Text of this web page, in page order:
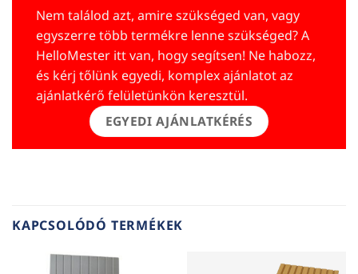
Nem találod azt, amire szükséged van, vagy
egyszerre több termékre lenne szükséged? A
HelloMester itt van, hogy segítsen! Ne habozz,
és kérj tőlünk egyedi, komplex ajánlatot az
ajánlatkérő felületünkön keresztül.
EGYEDI AJÁNLATKÉRÉS
KAPCSOLÓDÓ TERMÉKEK